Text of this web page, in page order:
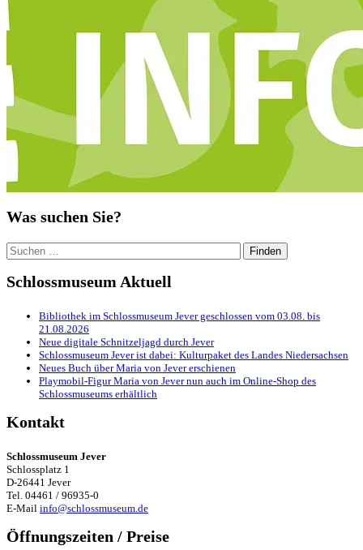
Was suchen Sie?
Suchen
nach:
Schlossmuseum Aktuell
Bibliothek im Schlossmuseum Jever geschlossen vom 03.08. bis
21.08.2026
Neue digitale Schnitzeljagd durch Jever
Schlossmuseum Jever ist dabei: Kulturpaket des Landes Niedersachsen
Neues Buch über Maria von Jever erschienen
Playmobil-Figur Maria von Jever nun auch im Online-Shop des
Schlossmuseums erhältlich
Kontakt
Schlossmuseum Jever
Schlossplatz 1
D-26441 Jever
Tel. 04461 / 96935-0
E-Mail info@schlossmuseum.de
Öffnungszeiten / Preise